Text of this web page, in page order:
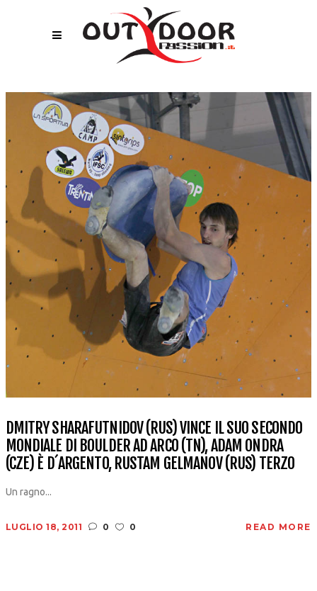
DMITRY SHARAFUTNIDOV (RUS) VINCE IL SUO SECONDO
MONDIALE DI BOULDER AD ARCO (TN), ADAM ONDRA
(CZE) È D´ARGENTO, RUSTAM GELMANOV (RUS) TERZO
Un ragno...
LUGLIO 18, 2011 0 0 READ MORE